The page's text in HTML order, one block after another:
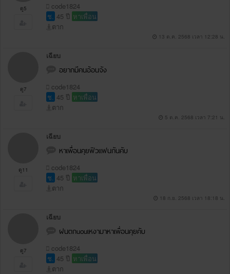
ดู5
code1824
ช. 45 ปี หาเพื่อน
ตาก
13 ต.ค. 2568 เวลา 12:28 น.
ดู7
เฉียบ
อยากมีคนอ้อนจัง
code1824
ช. 45 ปี หาเพื่อน
ตาก
5 ต.ค. 2568 เวลา 7:21 น.
ดู11
เฉียบ
หาเพื่อนคุยฟิวแฟนกันคับ
code1824
ช. 45 ปี หาเพื่อน
ตาก
18 ก.ย. 2568 เวลา 18:18 น.
ดู7
เฉียบ
ฝนตกuouเหงามาหาเพื่อนคุยคับ
code1824
ช. 45 ปี หาเพื่อน
ตาก